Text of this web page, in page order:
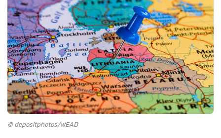
© depositphotos/WEAD